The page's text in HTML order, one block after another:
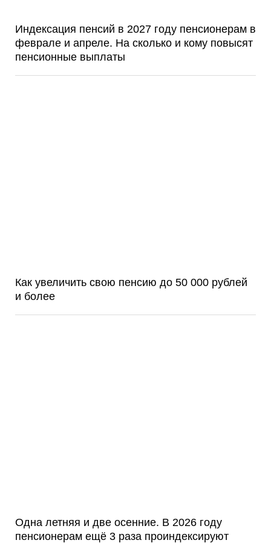
Индексация пенсий в 2027 году пенсионерам в
феврале и апреле. На сколько и кому повысят
пенсионные выплаты
Как увеличить свою пенсию до 50 000 рублей
и более
Одна летняя и две осенние. В 2026 году
пенсионерам ещё 3 раза проиндексируют